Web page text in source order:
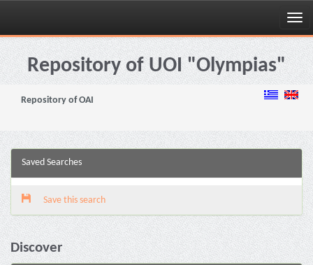
Skip
navigationRepository of UOI "Olympias"
Repository of OAI
Saved Searches
Save this search
Discover